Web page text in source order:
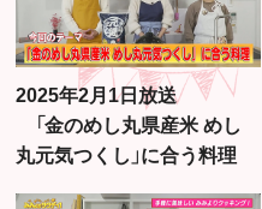
2025年2月1日放送
「金のめし丸県産米 めし
丸元気つくし」に合う料理